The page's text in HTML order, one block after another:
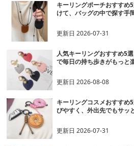
キーリングポーチおすすめ
けて、バッグの中で探す手
更新日2026-07-31
人気キーリングおすすめ5
で毎日の持ち歩きがもっと
更新日2026-08-08
キーリングコスメおすすめ
びやすく、外出先でもサッ
更新日2026-07-31